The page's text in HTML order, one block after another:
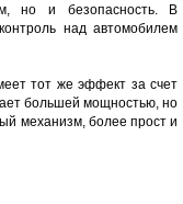
но и безопасность. В
над автомобилем
тот же эффект за счет
большей мощностью, но
механизм, более прост и